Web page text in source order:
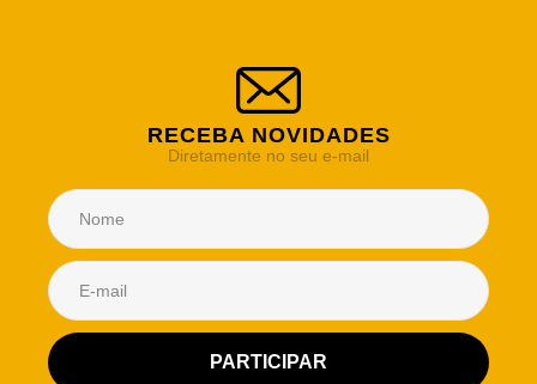
RECEBA NOVIDADES
Diretamente no seu e-mail